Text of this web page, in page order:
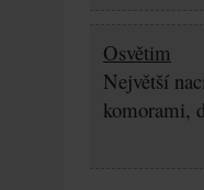
Osvětim
Největší
komorami,